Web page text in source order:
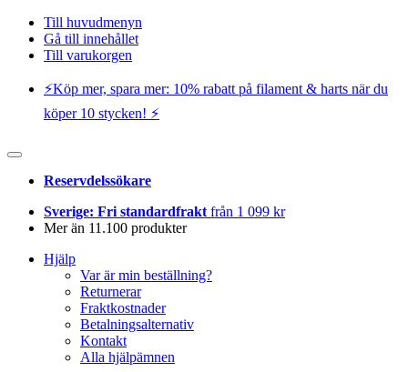
Till huvudmenyn
Gå till innehållet
Till varukorgen
⚡️Köp mer, spara mer: 10% rabatt på filament & harts när du
köper 10 stycken! ⚡️
Reservdelssökare
Sverige: Fri standardfrakt från 1 099 kr
Mer än 11.100 produkter
Hjälp
Var är min beställning?
Returnerar
Fraktkostnader
Betalningsalternativ
Kontakt
Alla hjälpämnen